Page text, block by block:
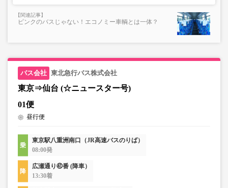
ピンクのバスじゃない！エコノミー車輌とは一体？
東北急行バス株式会社
東京⇒仙台 (☆ニュースター号)
01便
昼行便
東京駅八重洲南口（JR高速バスのりば）
08:00発
広瀬通り㊶番 (降車）
13:30着